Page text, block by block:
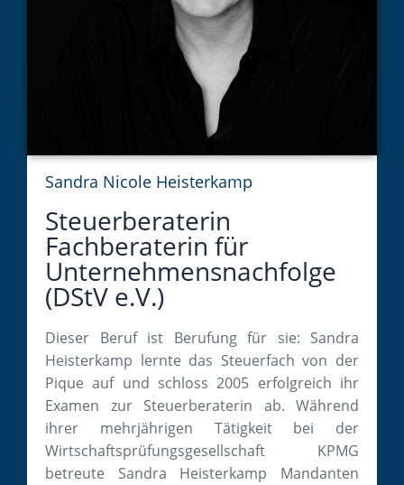
Sandra Nicole Heisterkamp
Steuerberaterin
Fachberaterin für
Unternehmensnachfolge
(DStV e.V.)
Dieser Beruf ist Berufung für sie: Sandra
Heisterkamp lernte das Steuerfach von der
Pique auf und schloss 2005 erfolgreich ihr
Examen zur Steuerberaterin ab. Während
ihrer mehrjährigen Tätigkeit bei der
Wirtschaftsprüfungsgesellschaft KPMG
betreute Sandra Heisterkamp Mandanten